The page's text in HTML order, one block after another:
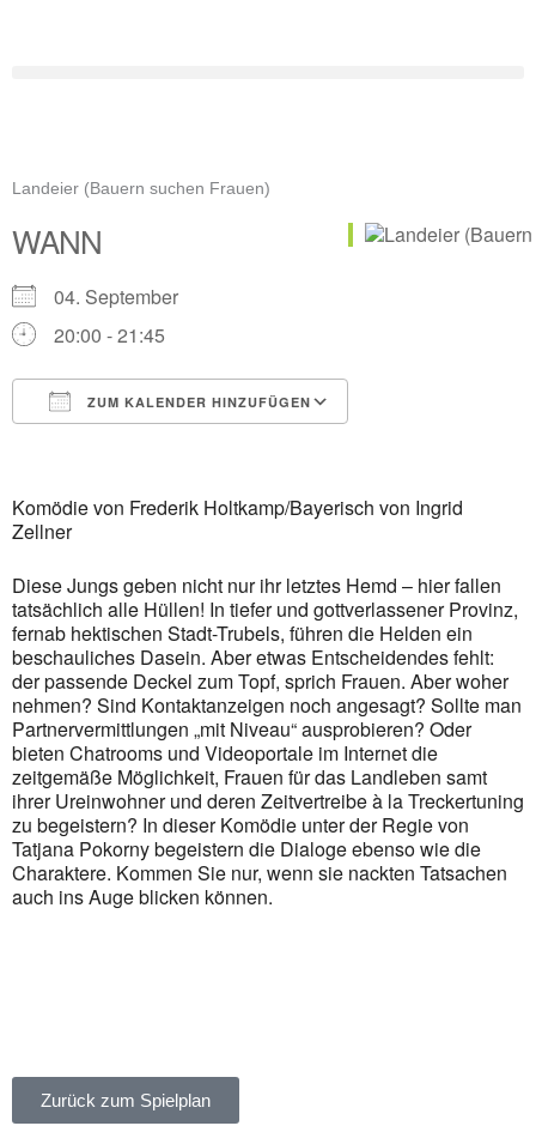
Landeier (Bauern suchen Frauen)
WANN
04. September
20:00 - 21:45
ZUM KALENDER HINZUFÜGEN
Komödie von Frederik Holtkamp/Bayerisch von Ingrid
Zellner
Diese Jungs geben nicht nur ihr letztes Hemd – hier fallen
tatsächlich alle Hüllen! In tiefer und gottverlassener Provinz,
fernab hektischen Stadt-Trubels, führen die Helden ein
beschauliches Dasein. Aber etwas Entscheidendes fehlt:
der passende Deckel zum Topf, sprich Frauen. Aber woher
nehmen? Sind Kontaktanzeigen noch angesagt? Sollte man
Partnervermittlungen „mit Niveau“ ausprobieren? Oder
bieten Chatrooms und Videoportale im Internet die
zeitgemäße Möglichkeit, Frauen für das Landleben samt
ihrer Ureinwohner und deren Zeitvertreibe à la Treckertuning
zu begeistern? In dieser Komödie unter der Regie von
Tatjana Pokorny begeistern die Dialoge ebenso wie die
Charaktere. Kommen Sie nur, wenn sie nackten Tatsachen
auch ins Auge blicken können.
Zurück zum Spielplan